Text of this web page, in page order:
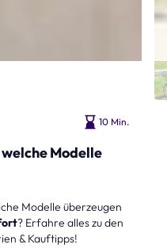
10 Min.
Modelle
Modelle überzeugen
? Erfahre alles zu den
& Kauftipps!